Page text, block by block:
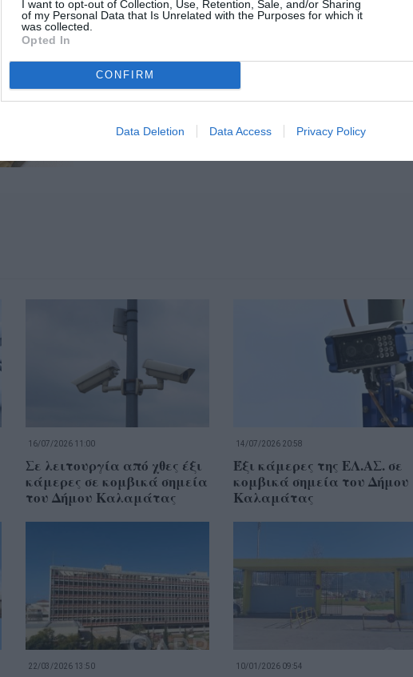
I want to opt-out of Collection, Use, Retention, Sale, and/or Sharing
of my Personal Data that Is Unrelated with the Purposes for which it
was collected.
Opted In
CONFIRM
Data Deletion Data Access Privacy Policy
16/07/2026 11:00
Σε λειτουργία από χθες έξι
κάμερες σε κομβικά σημεία
του Δήμου Καλαμάτας
14/07/2026 20:58
Έξι κάμερες της ΕΛ.ΑΣ. σε
κομβικά σημεία του Δήμου
Καλαμάτας
22/03/2026 13:50 10/01/2026 09:54